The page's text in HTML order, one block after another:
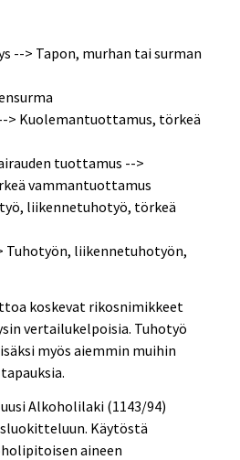
--> Tapon, murhan tai surman
> Kuolemantuottamus, törkeä
tuottamus -->
vammantuottamus
liikennetuhotyö, törkeä
Tuhotyön, liikennetuhotyön,
koskevat rikosnimikkeet
vertailukelpoisia. Tuhotyö
myös aiemmin muihin
Alkoholilaki (1143/94)
Käytöstä
aineen